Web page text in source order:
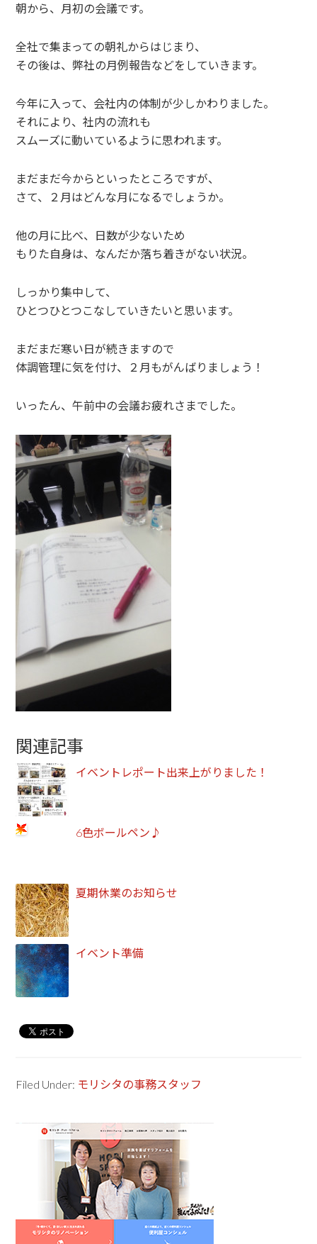
朝から、月初の会議です。
全社で集まっての朝礼からはじまり、
その後は、弊社の月例報告などをしていきます。
今年に入って、会社内の体制が少しかわりました。
それにより、社内の流れも
スムーズに動いているように思われます。
まだまだ今からといったところですが、
さて、２月はどんな月になるでしょうか。
他の月に比べ、日数が少ないため
もりた自身は、なんだか落ち着きがない状況。
しっかり集中して、
ひとつひとつこなしていきたいと思います。
まだまだ寒い日が続きますので
体調管理に気を付け、２月もがんばりましょう！
いったん、午前中の会議お疲れさまでした。
関連記事
イベントレポート出来上がりました！
6色ボールペン♪
夏期休業のお知らせ
イベント準備
Filed Under: モリシタの事務スタッフ
Primary
Sidebar